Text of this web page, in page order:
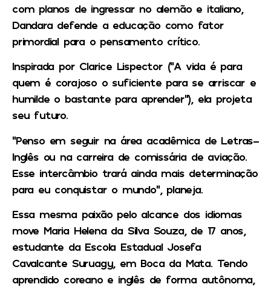
com planos de ingressar no alemão e italiano,
Dandara defende a educação como fator
primordial para o pensamento crítico.
Inspirada por Clarice Lispector (“A vida é para
quem é corajoso o suficiente para se arriscar e
humilde o bastante para aprender”), ela projeta
seu futuro.
“Penso em seguir na área acadêmica de Letras-
Inglês ou na carreira de comissária de aviação.
Esse intercâmbio trará ainda mais determinação
para eu conquistar o mundo”, planeja.
Essa mesma paixão pelo alcance dos idiomas
move Maria Helena da Silva Souza, de 17 anos,
estudante da Escola Estadual Josefa
Cavalcante Suruagy, em Boca da Mata. Tendo
aprendido coreano e inglês de forma autônoma,